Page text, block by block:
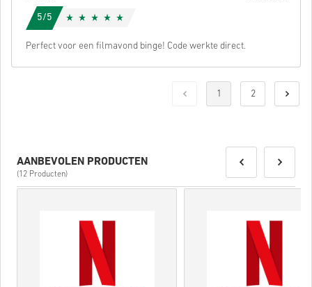
5/5
Perfect voor een filmavond binge! Code werkte direct.
1 2
AANBEVOLEN PRODUCTEN
(12 Producten)